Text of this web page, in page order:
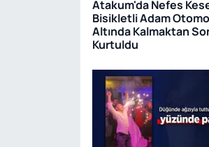
Atakum'da Nefes
Bisikletli Adam
Altında Kalmaktan
Kurtuldu